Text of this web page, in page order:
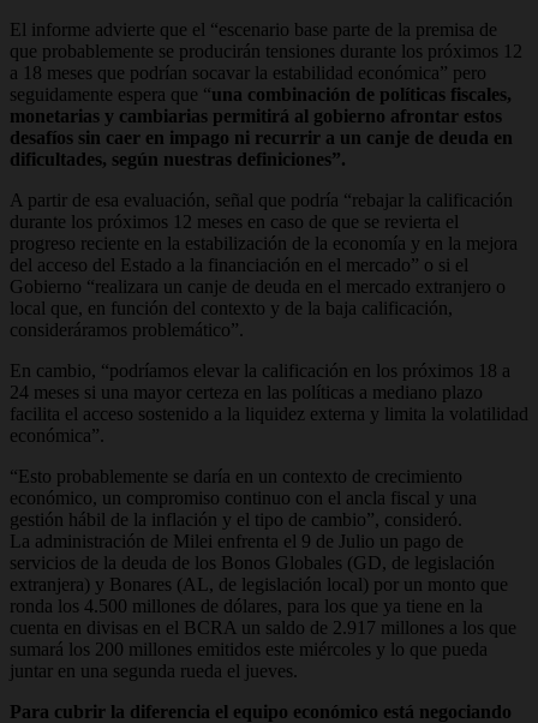
El informe advierte que el “escenario base parte de la premisa de
que probablemente se producirán tensiones durante los próximos 12
a 18 meses que podrían socavar la estabilidad económica” pero
seguidamente espera que “una combinación de políticas fiscales,
monetarias y cambiarias permitirá al gobierno afrontar estos
desafíos sin caer en impago ni recurrir a un canje de deuda en
dificultades, según nuestras definiciones”.
A partir de esa evaluación, señal que podría “rebajar la calificación
durante los próximos 12 meses en caso de que se revierta el
progreso reciente en la estabilización de la economía y en la mejora
del acceso del Estado a la financiación en el mercado” o si el
Gobierno “realizara un canje de deuda en el mercado extranjero o
local que, en función del contexto y de la baja calificación,
consideráramos problemático”.
En cambio, “podríamos elevar la calificación en los próximos 18 a
24 meses si una mayor certeza en las políticas a mediano plazo
facilita el acceso sostenido a la liquidez externa y limita la volatilidad
económica”.
“Esto probablemente se daría en un contexto de crecimiento
económico, un compromiso continuo con el ancla fiscal y una
gestión hábil de la inflación y el tipo de cambio”, consideró.
La administración de Milei enfrenta el 9 de Julio un pago de
servicios de la deuda de los Bonos Globales (GD, de legislación
extranjera) y Bonares (AL, de legislación local) por un monto que
ronda los 4.500 millones de dólares, para los que ya tiene en la
cuenta en divisas en el BCRA un saldo de 2.917 millones a los que
sumará los 200 millones emitidos este miércoles y lo que pueda
juntar en una segunda rueda el jueves.
Para cubrir la diferencia el equipo económico está negociando